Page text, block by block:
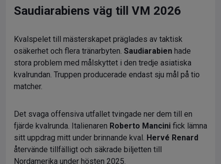
Saudiarabiens väg till VM 2026
Kvalspelet till mästerskapet präglades av taktisk
osäkerhet och flera tränarbyten. Saudiarabien hade
stora problem med målskyttet i den tredje asiatiska
kvalrundan. Truppen producerade endast sju mål på tio
matcher.
Det svaga offensiva utfallet tvingade ner dem till en
fjärde kvalrunda. Italienaren Roberto Mancini fick lämna
sitt uppdrag mitt under brinnande kval. Hervé Renard
återvände tillfälligt och säkrade biljetten till
Nordamerika under hösten 2025.